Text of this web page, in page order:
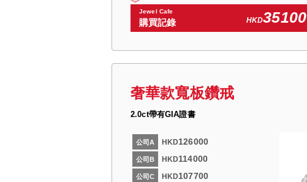
Jewel Cafe
購買記錄 HKD35100
奢華款寬板鑽戒
2.0ct帶有GIA證書
公司A HKD126000
公司B HKD114000
公司C HKD107700